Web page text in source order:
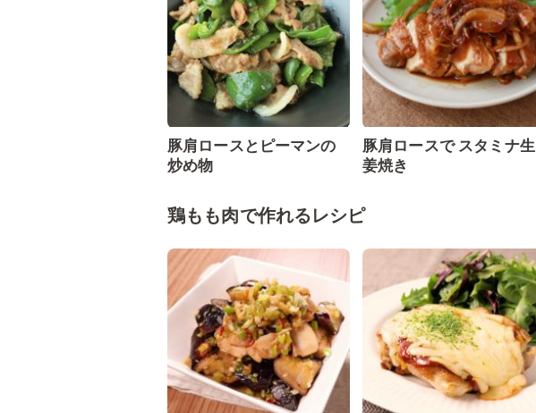
豚肩ロースとピーマンの
炒め物
豚肩ロースで スタミナ生
姜焼き
鶏もも肉で作れるレシピ